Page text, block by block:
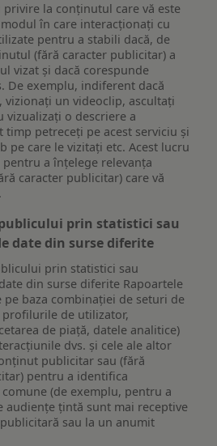
la conținutul care vă este
în care interacționați cu
pentru a stabili dacă, de
(fără caracter publicitar) a
vizat și dacă corespunde
De exemplu, indiferent dacă
vizionați un videoclip, ascultați
vizualizați o descriere a
timp petreceți pe acest serviciu și
pe care le vizitați etc. Acest lucru
a înțelege relevanța
caracter publicitar) care vă
prin statistici sau
date din surse diferite
prin statistici sau
din surse diferite Rapoartele
baza combinației de seturi de
profilurile de utilizator,
de piață, datele analitice)
dvs. și cele ale altor
publicitar sau (fără
pentru a identifica
(de exemplu, pentru a
audiențe țintă sunt mai receptive
sau la un anumit